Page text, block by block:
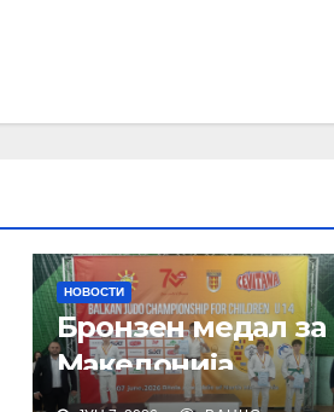
НОВОСТИ
Бронзен медал за
Македонија